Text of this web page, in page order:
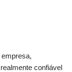
confiável